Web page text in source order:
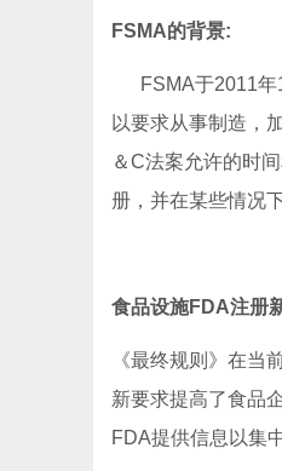
FSMA的背景:
FSMA于2011年1
以要求从事制造，
＆C法案允许的时
册，并在某些情况
食品设施FDA注册
《最终规则》在当
新要求提高了食品
FDA提供信息以集